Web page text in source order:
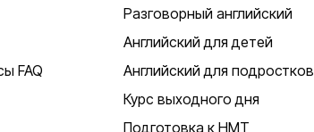
FAQ
Разговорный английский
Английский для детей
Английский для подростков
Курс выходного дня
Подготовка к НМТ